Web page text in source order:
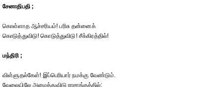
சேனாதிபதி ;
கொள்ளாத ஆச்சரியம்! பரிசு தன்னைக்
கொடுத்துவிடு! கொடுத்துவிடு! சீக்கிரத்தில்!
மந்திரி ;
விள்ளுதல்கேள்! இப்பெரியார் நமக்கு வேண்டும்.
வேலையிலே அமைத்துவிடு ராசாங்கத்தில்;